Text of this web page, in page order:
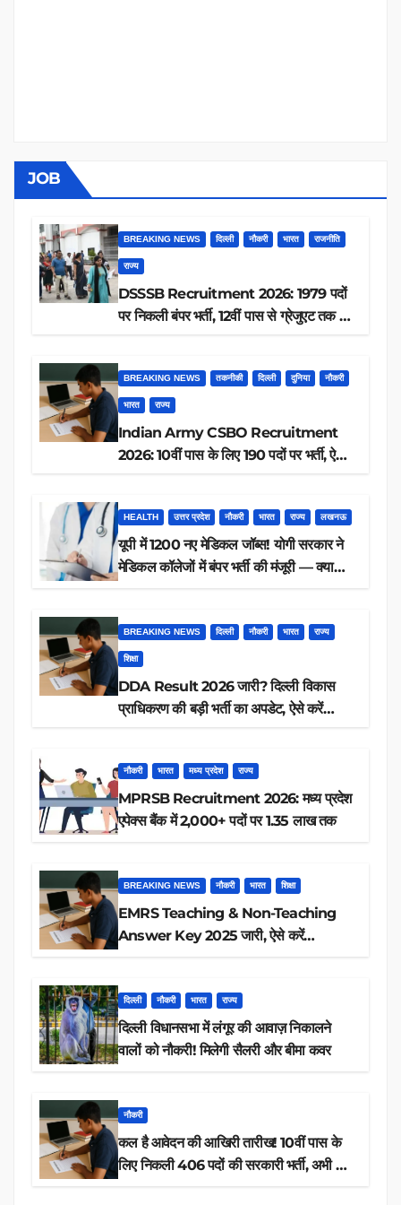
JOB
BREAKING NEWS दिल्ली नौकरी भारत राजनीति
राज्य
DSSSB Recruitment 2026: 1979 पदों
पर निकली बंपर भर्ती, 12वीं पास से ग्रेजुएट तक करें
BREAKING NEWS तकनीकी दिल्ली दुनिया नौकरी
भारत राज्य
Indian Army CSBO Recruitment
2026: 10वीं पास के लिए 190 पदों पर भर्ती, ऐसे
HEALTH उत्तर प्रदेश नौकरी भारत राज्य लखनऊ
यूपी में 1200 नए मेडिकल जॉब्स! योगी सरकार ने
मेडिकल कॉलेजों में बंपर भर्ती की मंजूरी — क्या
BREAKING NEWS दिल्ली नौकरी भारत राज्य
शिक्षा
DDA Result 2026 जारी? दिल्ली विकास
प्राधिकरण की बड़ी भर्ती का अपडेट, ऐसे करें
नौकरी भारत मध्य प्रदेश राज्य
MPRSB Recruitment 2026: मध्य प्रदेश
एपेक्स बैंक में 2,000+ पदों पर 1.35 लाख तक
BREAKING NEWS नौकरी भारत शिक्षा
EMRS Teaching & Non-Teaching
Answer Key 2025 जारी, ऐसे करें
दिल्ली नौकरी भारत राज्य
दिल्ली विधानसभा में लंगूर की आवाज़ निकालने
वालों को नौकरी! मिलेगी सैलरी और बीमा कवर
नौकरी
कल है आवेदन की आखिरी तारीख! 10वीं पास के
लिए निकली 406 पदों की सरकारी भर्ती, अभी करें